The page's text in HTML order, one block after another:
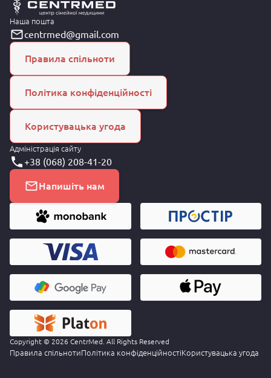
Наша пошта
centrmed@gmail.com
Правила спільноти
Політика конфіденційності
Користувацька угода
Адміністрація сайту
+38 (068) 208-41-20
Напишіть нам
Copyright © 2026 CentrMed. All Rights Reserved
Правила спільнотиПолітика конфіденційностіКористувацька угода